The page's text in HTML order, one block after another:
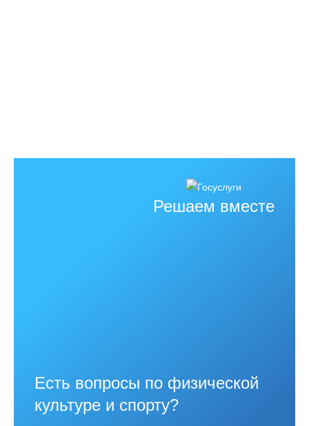
Решаем вместе
Есть вопросы по физической
культуре и спорту?